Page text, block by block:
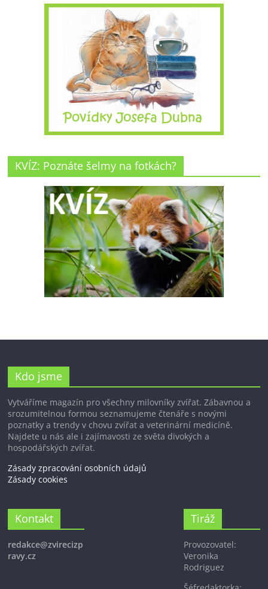
KVÍZ: Poznáte šelmy na fotkách?
Kdo jsme
Vytváříme magazín pro všechny milovníky zvířat. Zábavnou a
srozumitelnou formou seznamujeme čtenáře s novými
poznatky a trendy v chovu zvířat a veterinární medicíně.
Najdete u nás ale i zajímavosti ze světa divokých a
hospodářských zvířat.
Zásady zpracování osobních údajů
Zásady cookies
Kontakt
redakce@zvirecizp
ravy.cz
Tiráž
Provozovatel:
Veronika
Rodriguez